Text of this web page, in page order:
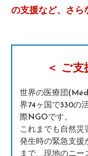
の支援など、さら
＜ ご
世界の医療団
界74ヶ国で330の
際NGOです。
これまでも自然災
発生時の緊急支援
まで、現地のニー